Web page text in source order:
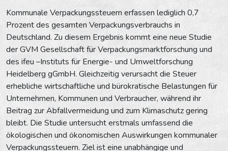
Kommunale Verpackungssteuern erfassen lediglich 0,7
Prozent des gesamten Verpackungsverbrauchs in
Deutschland. Zu diesem Ergebnis kommt eine neue Studie
der GVM Gesellschaft für Verpackungsmarktforschung und
des ifeu –Instituts für Energie- und Umweltforschung
Heidelberg gGmbH. Gleichzeitig verursacht die Steuer
erhebliche wirtschaftliche und bürokratische Belastungen für
Unternehmen, Kommunen und Verbraucher, während ihr
Beitrag zur Abfallvermeidung und zum Klimaschutz gering
bleibt. Die Studie untersucht erstmals umfassend die
ökologischen und ökonomischen Auswirkungen kommunaler
Verpackungssteuern. Ziel ist eine unabhängige und